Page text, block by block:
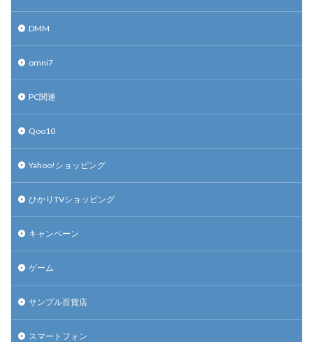
DMM
omni7
PC関連
Qoo10
Yahoo!ショッピング
ひかりTVショッピング
キャンペーン
ゲーム
サンプル百貨店
スマートフォン